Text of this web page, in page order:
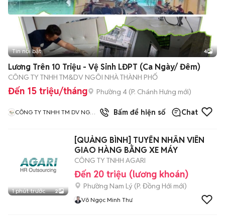
Tin nổi bật 4
Lương Trên 10 Triệu - Vệ Sinh LĐPT (Ca Ngày/ Đêm)
CÔNG TY TNHH TM&DV NGÔI NHÀ THÀNH PHỐ
Đến 15 triệu/tháng Phường 4 (P. Chánh Hưng mới)
CÔNG TY TNHH TM DV NGÔI
Bấm để hiện số Chat
1 phút trước 2
[QUẢNG BÌNH] TUYỂN NHÂN VIÊN
GIAO HÀNG BẰNG XE MÁY
CÔNG TY TNHH AGARI
Đến 20 triệu (lương khoán)
Phường Nam Lý (P. Đồng Hới mới)
Võ Ngọc Minh Thư